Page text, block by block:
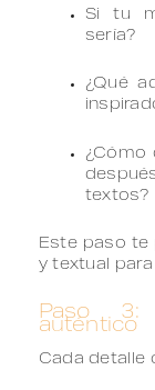
Si tu
sería?
¿Qué
¿Cómo
textos?
Este paso te
y textual
Paso 3:
auténtico
Cada detalle